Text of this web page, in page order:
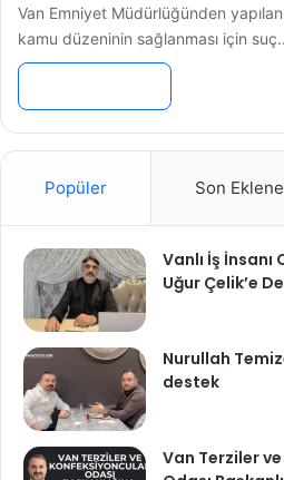
Van Emniyet Müdürlüğünden
kamu düzeninin sağlanması için
Popüler Son
Vanlı İş
Uğur Çelik’e
Nurullah
destek
Van Terziler